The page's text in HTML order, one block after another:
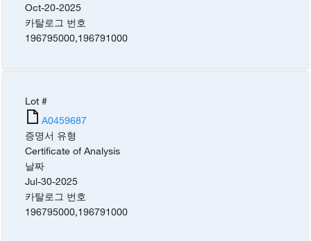
Oct-20-2025
카탈로그 번호
196795000,196791000
Lot #
A0459687
증명서 유형
Certificate of Analysis
날짜
Jul-30-2025
카탈로그 번호
196795000,196791000